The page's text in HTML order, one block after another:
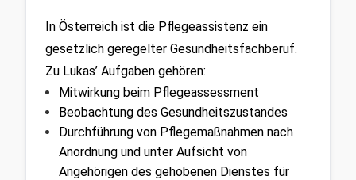
In Österreich ist die Pflegeassistenz ein
gesetzlich geregelter Gesundheitsfachberuf.
Zu Lukas’ Aufgaben gehören:
Mitwirkung beim Pflegeassessment
Beobachtung des Gesundheitszustandes
Durchführung von Pflegemaßnahmen nach
Anordnung und unter Aufsicht von
Angehörigen des gehobenen Dienstes für